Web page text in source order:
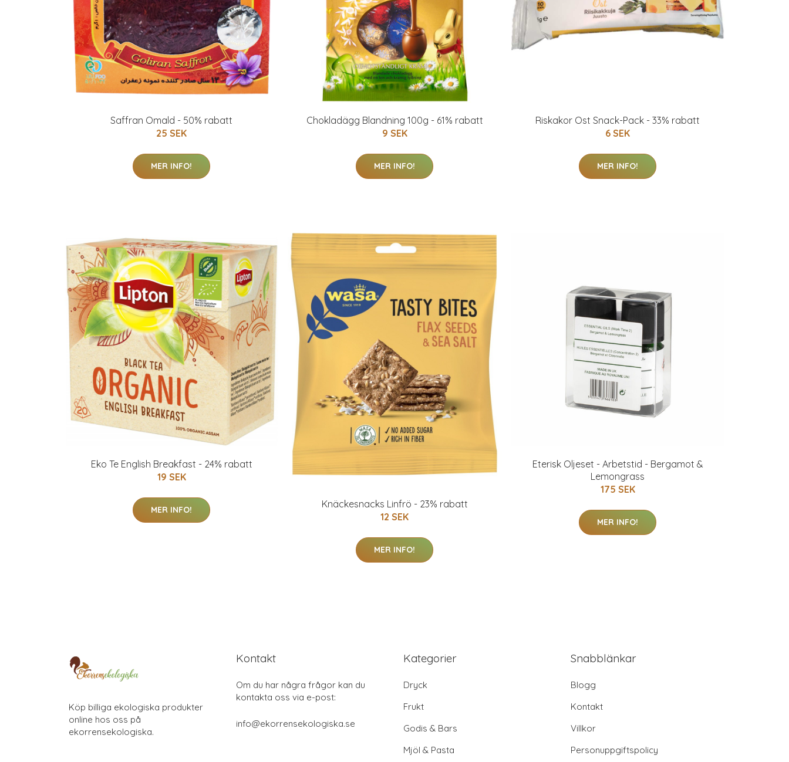
Saffran Omald - 50% rabatt
25 SEK
MER INFO!
Chokladägg Blandning 100g - 61% rabatt
9 SEK
MER INFO!
Riskakor Ost Snack-Pack - 33% rabatt
6 SEK
MER INFO!
Eko Te English Breakfast - 24% rabatt
19 SEK
MER INFO!
Knäckesnacks Linfrö - 23% rabatt
12 SEK
MER INFO!
Eterisk Oljeset - Arbetstid - Bergamot &
Lemongrass
175 SEK
MER INFO!
Köp billiga ekologiska produkter
online hos oss på
ekorrensekologiska.
Kontakt
Om du har några frågor kan du
kontakta oss via e-post:
info@ekorrensekologiska.se
Kategorier
Dryck
Frukt
Godis & Bars
Mjöl & Pasta
Snabblänkar
Blogg
Kontakt
Villkor
Personuppgiftspolicy